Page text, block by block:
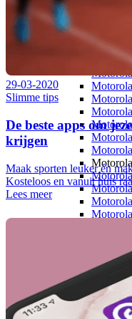
OnePlus
OnePlus
Motorola
Google
Google
Google
Google
Google
29-03-2020
Slimme tips
De beste apps om
krijgen
Maak sporten leuker én
Kosteloos en vanuit huis
Lees meer